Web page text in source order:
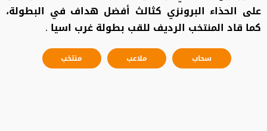
على الحذاء البرونزي كثالث أفضل هداف في البطولة،
كما قاد المنتخب الرديف للقب بطولة غرب اسيا .
سحاب ملاعب منتخب